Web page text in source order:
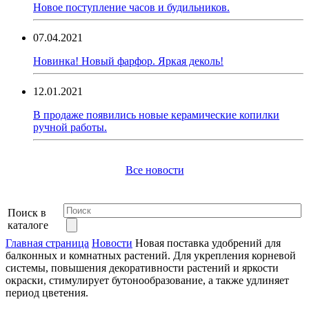
Новое поступление часов и будильников.
07.04.2021
Новинка! Новый фарфор. Яркая деколь!
12.01.2021
В продаже появились новые керамические копилки
ручной работы.
Все новости
Поиск в
каталоге
Главная страница Новости Новая поставка удобрений для
балконных и комнатных растений. Для укрепления корневой
системы, повышения декоративности растений и яркости
окраски, стимулирует бутонообразование, а также удлиняет
период цветения.